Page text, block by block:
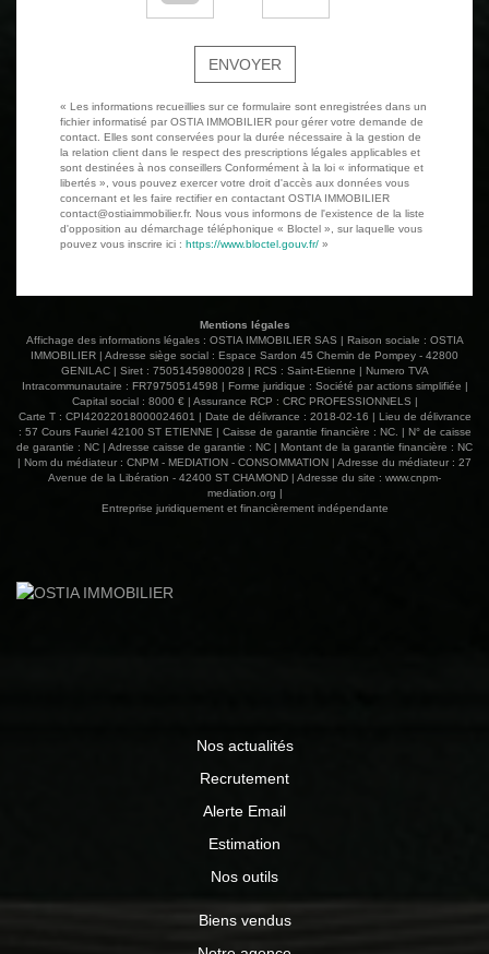
ENVOYER
« Les informations recueillies sur ce formulaire sont enregistrées dans un
fichier informatisé par OSTIA IMMOBILIER pour gérer votre demande de
contact. Elles sont conservées pour la durée nécessaire à la gestion de
la relation client dans le respect des prescriptions légales applicables et
sont destinées à nos conseillers Conformément à la loi « informatique et
libertés », vous pouvez exercer votre droit d'accès aux données vous
concernant et les faire rectifier en contactant OSTIA IMMOBILIER
contact@ostiaimmobilier.fr. Nous vous informons de l'existence de la liste
d'opposition au démarchage téléphonique « Bloctel », sur laquelle vous
pouvez vous inscrire ici : https://www.bloctel.gouv.fr/ »
Mentions légales
Affichage des informations légales : OSTIA IMMOBILIER SAS | Raison sociale : OSTIA
IMMOBILIER | Adresse siège social : Espace Sardon 45 Chemin de Pompey - 42800
GENILAC | Siret : 75051459800028 | RCS : Saint-Etienne | Numero TVA
Intracommunautaire : FR79750514598 | Forme juridique : Société par actions simplifiée |
Capital social : 8000 € | Assurance RCP : CRC PROFESSIONNELS |
Carte T : CPI42022018000024601 | Date de délivrance : 2018-02-16 | Lieu de délivrance
: 57 Cours Fauriel 42100 ST ETIENNE | Caisse de garantie financière : NC. | N° de caisse
de garantie : NC | Adresse caisse de garantie : NC | Montant de la garantie financière : NC
| Nom du médiateur : CNPM - MEDIATION - CONSOMMATION | Adresse du médiateur : 27
Avenue de la Libération - 42400 ST CHAMOND | Adresse du site : www.cnpm-
mediation.org |
Entreprise juridiquement et financièrement indépendante
Nos actualités
Recrutement
Alerte Email
Estimation
Nos outils
Biens vendus